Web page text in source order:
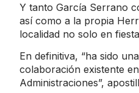
Y tanto García Serrano
así como a la propia
localidad no solo en
En definitiva, “ha sido
colaboración existente
Administraciones”,